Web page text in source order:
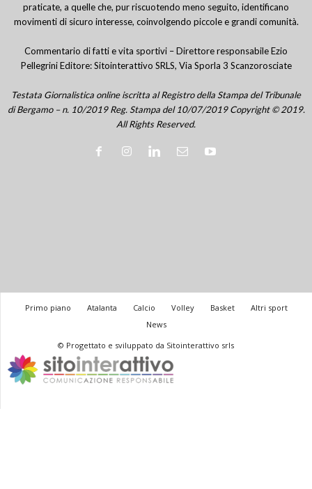
praticate, a quelle che, pur riscuotendo meno seguito, identificano
movimenti di sicuro interesse, coinvolgendo piccole e grandi comunità.
Commentario di fatti e vita sportivi – Direttore responsabile Ezio
Pellegrini Editore: Sitointerattivo SRLS, Via Sporla 3 Scanzorosciate
Testata Giornalistica online iscritta al Registro della Stampa del Tribunale
di Bergamo – n. 10/2019 Reg. Stampa del 10/07/2019 Copyright © 2019.
All Rights Reserved.
Primo piano Atalanta Calcio Volley Basket
Altri sport
News
© Progettato e sviluppato da Sitointerattivo srls